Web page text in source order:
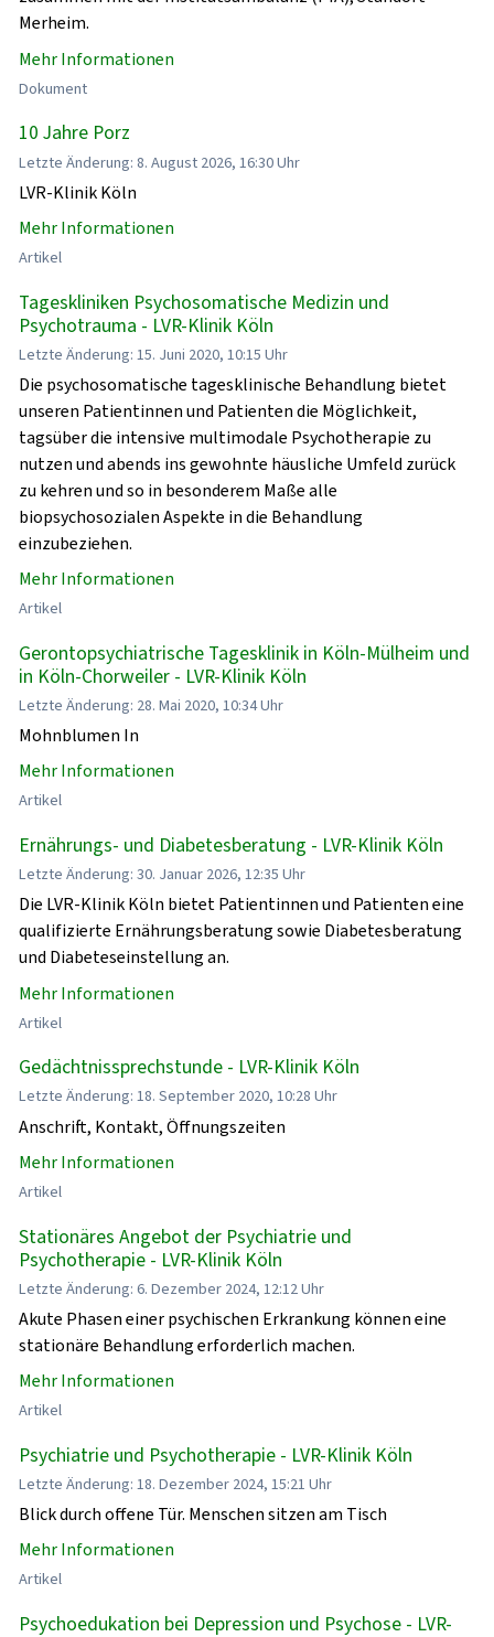
Merheim.
Mehr Informationen
Dokument
10 Jahre Porz
Letzte Änderung: 8. August 2026, 16:30 Uhr
LVR-Klinik Köln
Mehr Informationen
Artikel
Tageskliniken Psychosomatische Medizin und
Psychotrauma - LVR-Klinik Köln
Letzte Änderung: 15. Juni 2020, 10:15 Uhr
Die psychosomatische tagesklinische Behandlung bietet
unseren Patientinnen und Patienten die Möglichkeit,
tagsüber die intensive multimodale Psychotherapie zu
nutzen und abends ins gewohnte häusliche Umfeld zurück
zu kehren und so in besonderem Maße alle
biopsychosozialen Aspekte in die Behandlung
einzubeziehen.
Mehr Informationen
Artikel
Gerontopsychiatrische Tagesklinik in Köln-Mülheim und
in Köln-Chorweiler - LVR-Klinik Köln
Letzte Änderung: 28. Mai 2020, 10:34 Uhr
Mohnblumen In
Mehr Informationen
Artikel
Ernährungs- und Diabetesberatung - LVR-Klinik Köln
Letzte Änderung: 30. Januar 2026, 12:35 Uhr
Die LVR-Klinik Köln bietet Patientinnen und Patienten eine
qualifizierte Ernährungsberatung sowie Diabetesberatung
und Diabeteseinstellung an.
Mehr Informationen
Artikel
Gedächtnissprechstunde - LVR-Klinik Köln
Letzte Änderung: 18. September 2020, 10:28 Uhr
Anschrift, Kontakt, Öffnungszeiten
Mehr Informationen
Artikel
Stationäres Angebot der Psychiatrie und
Psychotherapie - LVR-Klinik Köln
Letzte Änderung: 6. Dezember 2024, 12:12 Uhr
Akute Phasen einer psychischen Erkrankung können eine
stationäre Behandlung erforderlich machen.
Mehr Informationen
Artikel
Psychiatrie und Psychotherapie - LVR-Klinik Köln
Letzte Änderung: 18. Dezember 2024, 15:21 Uhr
Blick durch offene Tür. Menschen sitzen am Tisch
Mehr Informationen
Artikel
Psychoedukation bei Depression und Psychose - LVR-